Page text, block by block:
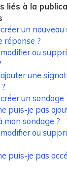
liés à la
un nouveau
réponse ?
ou
une
un sondage
puis-je pas
mon sondage ?
ou
puis-je pas